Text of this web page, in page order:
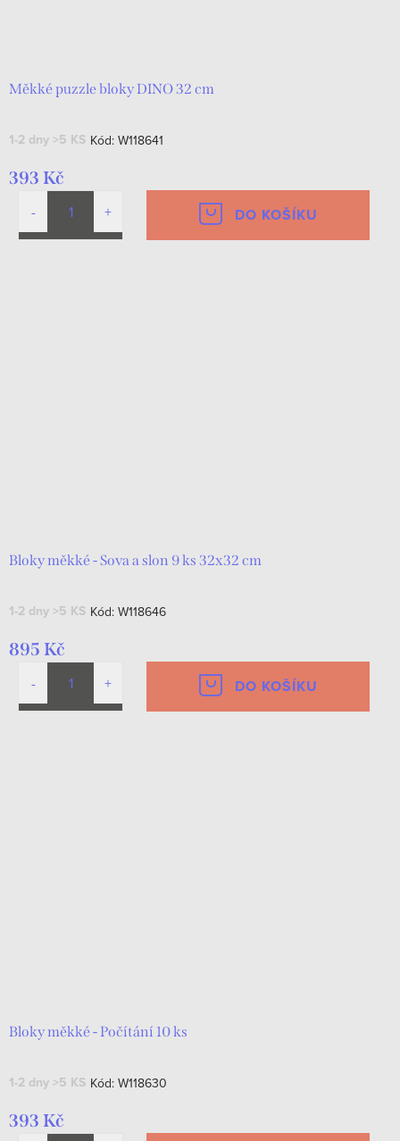
Měkké puzzle bloky DINO 32 cm
1-2 dny >5 KS Kód: W118641
393 Kč
DO KOŠÍKU
Bloky měkké - Sova a slon 9 ks 32x32 cm
1-2 dny >5 KS Kód: W118646
895 Kč
DO KOŠÍKU
Bloky měkké - Počítání 10 ks
1-2 dny >5 KS Kód: W118630
393 Kč